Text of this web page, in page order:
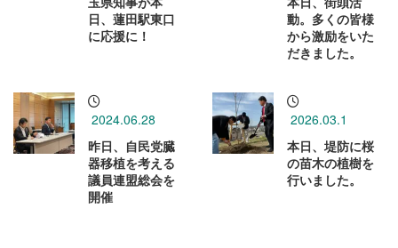
日、蓮田駅東口
に応援に！
動。多くの皆様
から激励をいた
だきました。
2024.06.28
昨日、自民党臓
器移植を考える
議員連盟総会を
開催
2026.03.1
本日、堤防に桜
の苗木の植樹を
行いました。